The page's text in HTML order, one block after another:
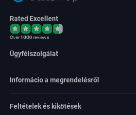
Rated Excellent
Over1000reviews
Ügyfélszolgálat
Informácio a megrendelésről
Feltételek és kikötések